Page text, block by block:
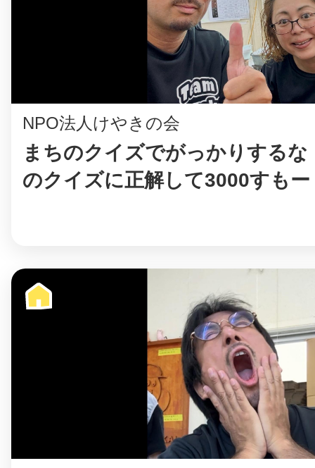
NPO法人けやきの会
まちのクイズでがっかりするな
のクイズに正解して3000すもー
まちのコイン
お知らせ
ヘルプ
お問い合わせ
©︎ KAYAC Inc.All